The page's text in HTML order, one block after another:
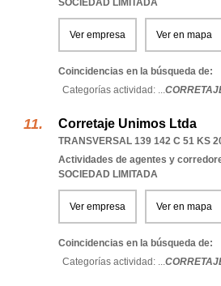
SOCIEDAD LIMITADA
Ver empresa Ver en mapa
Coincidencias en la búsqueda de:
Categorías actividad: ...
Corretaje Unimos Ltda
TRANSVERSAL 139 142 C 51 KS
Actividades de agentes y
SOCIEDAD LIMITADA
Ver empresa Ver en mapa
Coincidencias en la búsqueda de:
Categorías actividad: ...